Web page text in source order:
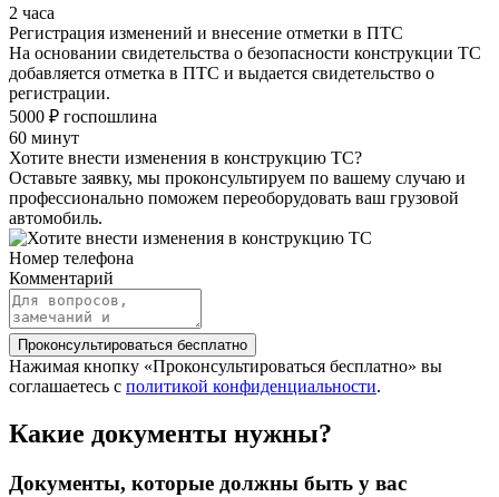
2 часа
Регистрация изменений и внесение отметки в ПТС
На основании свидетельства о безопасности конструкции ТС
добавляется отметка в ПТС и выдается свидетельство о
регистрации.
5000 ₽ госпошлина
60 минут
Хотите внести изменения в конструкцию ТС?
Оставьте заявку, мы проконсультируем по вашему случаю и
профессионально поможем переоборудовать ваш грузовой
автомобиль.
Номер телефона
Комментарий
Проконсультироваться бесплатно
Нажимая кнопку «Проконсультироваться бесплатно» вы
соглашаетесь с политикой конфиденциальности.
Какие документы нужны?
Документы, которые должны быть у вас